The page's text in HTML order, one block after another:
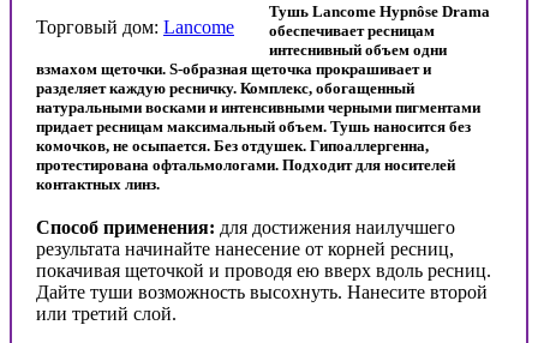
Торговый дом: Lancome
Тушь Lancome Hypnôse Drama
обеспечивает ресницам
интеснивный объем одни
взмахом щеточки. S-образная щеточка прокрашивает и
разделяет каждую ресничку. Комплекс, обогащенный
натуральными восками и интенсивными черными пигментами
придает ресницам максимальный объем. Тушь наносится без
комочков, не осыпается. Без отдушек. Гипоаллергенна,
протестирована офтальмологами. Подходит для носителей
контактных линз.
Способ применения: для достижения наилучшего
результата начинайте нанесение от корней ресниц,
покачивая щеточкой и проводя ею вверх вдоль ресниц.
Дайте туши возможность высохнуть. Нанесите второй
или третий слой.